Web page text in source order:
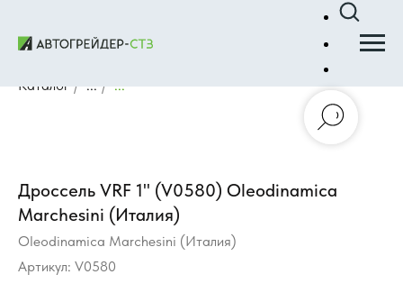
Каталог / ... / ...
Дроссель VRF 1" (V0580) Oleodinamica
Marchesini (Италия)
Oleodinamica Marchesini (Италия)
Артикул: V0580